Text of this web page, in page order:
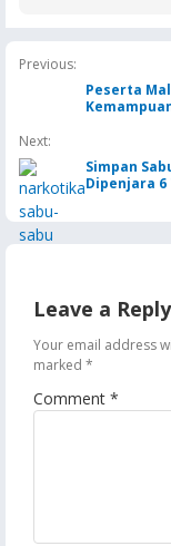
Previous:
Peserta
Next:
Simpan
Dipenjara 6
Leave a Reply
Your email address
marked *
Comment *